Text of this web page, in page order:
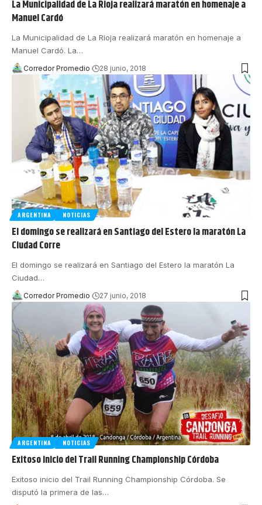
La Municipalidad de La Rioja realizará maratón en homenaje a
Manuel Cardó
La Municipalidad de La Rioja realizará maratón en homenaje a
Manuel Cardó. La…
Corredor Promedio 28 junio, 2018
ARGENTINA NOTICIAS
El domingo se realizará en Santiago del Estero la maratón La
Ciudad Corre
El domingo se realizará en Santiago del Estero la maratón La
Ciudad…
Corredor Promedio 27 junio, 2018
ARGENTINA NOTICIAS
Exitoso inicio del Trail Running Championship Córdoba
Exitoso inicio del Trail Running Championship Córdoba. Se
disputó la primera de las…